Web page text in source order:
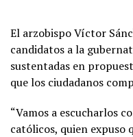
El arzobispo Víctor
candidatos a la
sustentadas en
que los ciudadanos
“Vamos a escucharlos
católicos, quien expuso